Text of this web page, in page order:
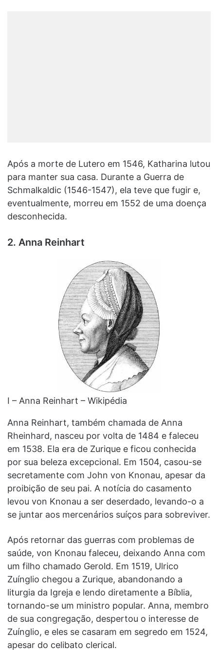
Após a morte de Lutero em 1546, Katharina lutou
para manter sua casa. Durante a Guerra de
Schmalkaldic (1546-1547), ela teve que fugir e,
eventualmente, morreu em 1552 de uma doença
desconhecida.
2. Anna Reinhart
I – Anna Reinhart – Wikipédia
Anna Reinhart, também chamada de Anna
Rheinhard, nasceu por volta de 1484 e faleceu
em 1538. Ela era de Zurique e ficou conhecida
por sua beleza excepcional. Em 1504, casou-se
secretamente com John von Knonau, apesar da
proibição de seu pai. A notícia do casamento
levou von Knonau a ser deserdado, levando-o a
se juntar aos mercenários suíços para sobreviver.
Após retornar das guerras com problemas de
saúde, von Knonau faleceu, deixando Anna com
um filho chamado Gerold. Em 1519, Ulrico
Zuínglio chegou a Zurique, abandonando a
liturgia da Igreja e lendo diretamente a Bíblia,
tornando-se um ministro popular. Anna, membro
de sua congregação, despertou o interesse de
Zuínglio, e eles se casaram em segredo em 1524,
apesar do celibato clerical.